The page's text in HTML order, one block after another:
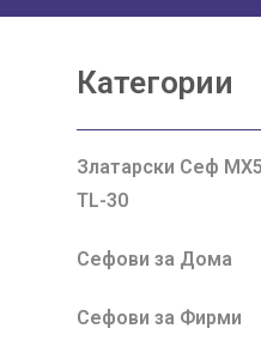
Категории
Златарски Сеф
TL-30
Сефови за Дома
Сефови за Фирми